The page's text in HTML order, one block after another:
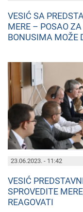
VESIĆ SA
MERE – POSAO
BONUSIMA MOŽE
23.06.2023. - 11:42
VESIĆ
SPROVEDITE
REAGOVATI